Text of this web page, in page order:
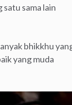
sama lain
bhikkhu
yang muda